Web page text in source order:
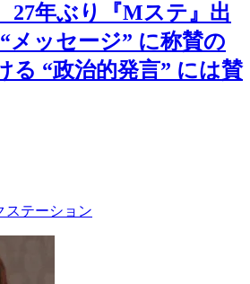
27年ぶり『Mステ』出
メッセージ” に称賛の
る “政治的発言” には賛
ステーション